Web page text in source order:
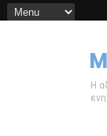
Η